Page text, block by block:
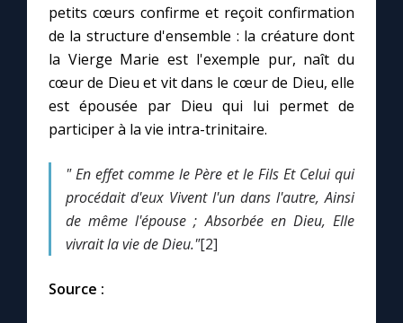
petits cœurs confirme et reçoit confirmation
de la structure d'ensemble : la créature dont
la Vierge Marie est l'exemple pur, naît du
cœur de Dieu et vit dans le cœur de Dieu, elle
est épousée par Dieu qui lui permet de
participer à la vie intra-trinitaire.
" En effet comme le Père et le Fils Et Celui qui
procédait d'eux Vivent l'un dans l'autre, Ainsi
de même l'épouse ; Absorbée en Dieu, Elle
vivrait la vie de Dieu."[2]
Source :